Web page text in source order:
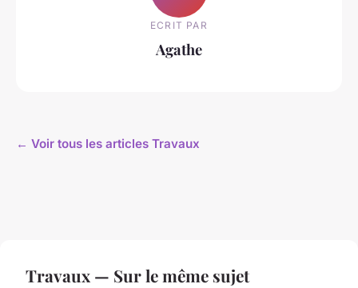
ECRIT PAR
Agathe
← Voir tous les articles Travaux
Travaux — Sur le même sujet